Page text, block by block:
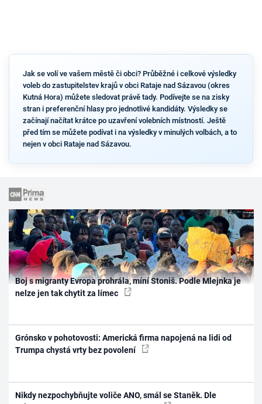
Jak se volí ve vašem městě či obci? Průběžné i celkové výsledky
voleb do zastupitelstev krajů v obci Rataje nad Sázavou (okres
Kutná Hora) můžete sledovat právě tady. Podívejte se na zisky
stran i preferenční hlasy pro jednotlivé kandidáty. Výsledky se
začínají načítat krátce po uzavření volebních místností. Ještě
před tím se můžete podívat i na výsledky v minulých volbách, a to
nejen v obci Rataje nad Sázavou.
Boj s migranty Evropa prohrála, míní Stoniš. Podle Mlejnka je
nelze jen tak chytit za límec
Grónsko v pohotovosti: Americká firma napojená na lidi od
Trumpa chystá vrty bez povolení
Nikdy nezpochybňujte voliče ANO, smál se Staněk. Dle